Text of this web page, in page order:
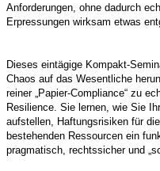
Anforderungen, ohne dadurch
Erpressungen wirksam etwas
Dieses eintägige Kompakt-
Chaos auf das Wesentliche
reiner „Papier-Compliance“ zu
Resilience. Sie lernen, wie Sie
aufstellen, Haftungsrisiken für
bestehenden Ressourcen ein
pragmatisch, rechtssicher und